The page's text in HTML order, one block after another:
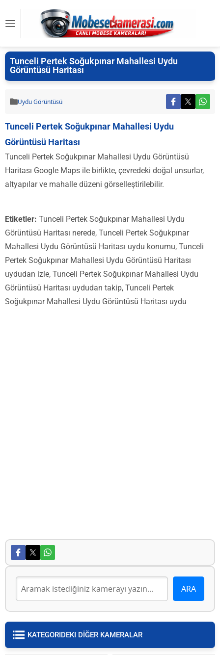
Tunceli Pertek Soğukpınar Mahallesi Uydu
Görüntüsü Haritası
Uydu Görüntüsü
Tunceli Pertek Soğukpınar Mahallesi Uydu
Görüntüsü Haritası
Tunceli Pertek Soğukpınar Mahallesi Uydu Görüntüsü
Haritası Google Maps ile birlikte, çevredeki doğal unsurlar,
altyapılar ve mahalle düzeni görselleştirilebilir.
Etiketler: Tunceli Pertek Soğukpınar Mahallesi Uydu
Görüntüsü Haritası nerede, Tunceli Pertek Soğukpınar
Mahallesi Uydu Görüntüsü Haritası uydu konumu, Tunceli
Pertek Soğukpınar Mahallesi Uydu Görüntüsü Haritası
uydudan izle, Tunceli Pertek Soğukpınar Mahallesi Uydu
Görüntüsü Haritası uydudan takip, Tunceli Pertek
Soğukpınar Mahallesi Uydu Görüntüsü Haritası uydu
KATEGORIDEKI DİĞER KAMERALAR